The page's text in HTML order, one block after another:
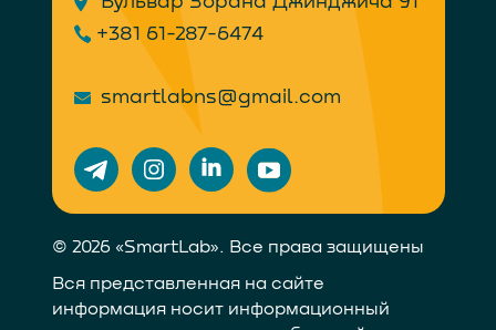
© 2026 «SmartLab». Все права защищены
Вся представленная на сайте
информация носит информационный
smartlabns@gmail.com
+381 61-287-6474